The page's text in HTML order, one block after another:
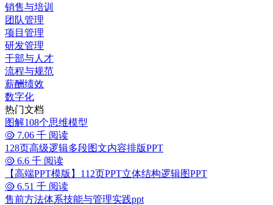
销售与培训
团队管理
项目管理
研发管理
干部与人才
流程与规范
薪酬绩效
数字化
热门文档
图解108个思维模型
7.06 千 阅读
128页高级逻辑多段图文内容排版PPT
6.6 千 阅读
【高端PPT模版】112页PPT立体结构逻辑图PPT
6.51 千 阅读
售前方法体系技能与管理实践ppt